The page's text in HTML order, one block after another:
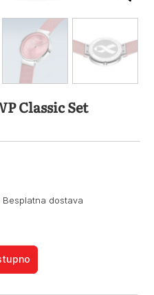
Classic Set
Besplatna dostava